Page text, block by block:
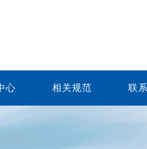
心 相关规范 联